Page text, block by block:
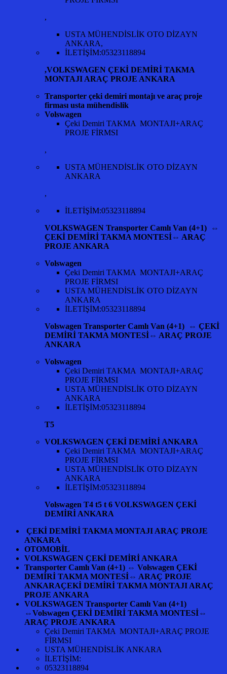
,
USTA MÜHENDİSLİK OTO DİZAYN
ANKARA,
İLETİŞİM:05323118894
,VOLKSWAGEN ÇEKİ DEMİRİ TAKMA
MONTAJI ARAÇ PROJE ANKARA
Transporter çeki demiri montajı ve araç proje
firması usta mühendislik
Volswagen
Çeki Demiri TAKMA MONTAJI+ARAÇ
PROJE FİRMSI
,
USTA MÜHENDİSLİK OTO DİZAYN
ANKARA
,
İLETİŞİM:05323118894
VOLKSWAGEN Transporter Camlı Van (4+1) ⇔
ÇEKİ DEMİRİ TAKMA MONTESİ⇔ ARAÇ
PROJE ANKARA
Volswagen
Çeki Demiri TAKMA MONTAJI+ARAÇ
PROJE FİRMSI
USTA MÜHENDİSLİK OTO DİZAYN
ANKARA
İLETİŞİM:05323118894
Volswagen Transporter Camlı Van (4+1) ⇔ ÇEKİ
DEMİRİ TAKMA MONTESİ⇔ ARAÇ PROJE
ANKARA
Volswagen
Çeki Demiri TAKMA MONTAJI+ARAÇ
PROJE FİRMSI
USTA MÜHENDİSLİK OTO DİZAYN
ANKARA
İLETİŞİM:05323118894
T5
VOLKSWAGEN ÇEKİ DEMİRİ ANKARA
Çeki Demiri TAKMA MONTAJI+ARAÇ
PROJE FİRMSI
USTA MÜHENDİSLİK OTO DİZAYN
ANKARA
İLETİŞİM:05323118894
Volswagen T4 t5 t 6 VOLKSWAGEN ÇEKİ
DEMİRİ ANKARA
ÇEKİ DEMİRİ TAKMA MONTAJI ARAÇ PROJE
ANKARA
OTOMOBİL
VOLKSWAGEN ÇEKİ DEMİRİ ANKARA
Transporter Camlı Van (4+1) ⇔ Volswagen ÇEKİ
DEMİRİ TAKMA MONTESİ⇔ ARAÇ PROJE
ANKARAÇEKİ DEMİRİ TAKMA MONTAJI ARAÇ
PROJE ANKARA
VOLKSWAGEN Transporter Camlı Van (4+1)
⇔Volswagen ÇEKİ DEMİRİ TAKMA MONTESİ⇔
ARAÇ PROJE ANKARA
Çeki Demiri TAKMA MONTAJI+ARAÇ PROJE
FİRMSI
USTA MÜHENDİSLİK ANKARA
İLETİŞİM:
05323118894